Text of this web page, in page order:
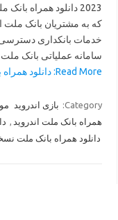
2023 دانلود همراه
که به مشتریان بانک ملت
خدمات بانکداری دسترسی
سامانه عملیاتی بانک
Read More: دانلود همراه بانک ملت با لینک مستقیم برای اندروید جدید… »
Category: بازی اندروید
همراه بانک ملت اندروید ,
دانلود همراه بانک ملت